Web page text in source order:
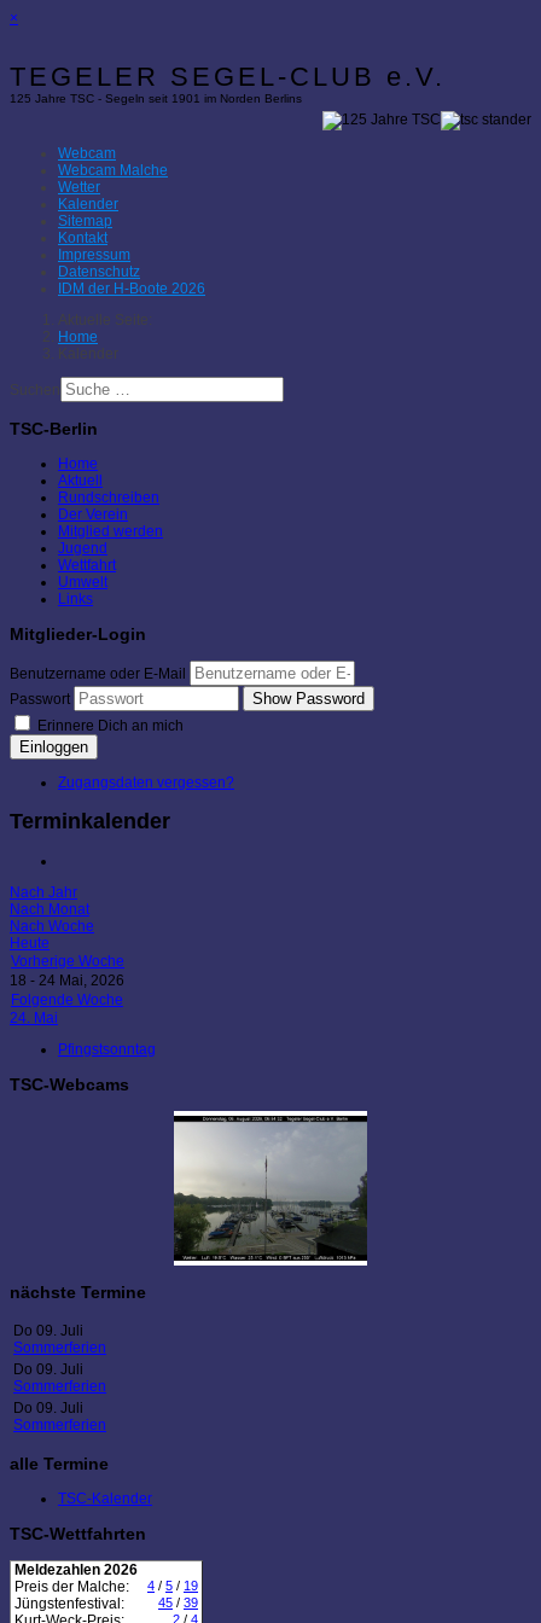
×
TEGELER SEGEL-CLUB e.V.
125 Jahre TSC - Segeln seit 1901 im Norden Berlins
Webcam
Webcam Malche
Wetter
Kalender
Sitemap
Kontakt
Impressum
Datenschutz
IDM der H-Boote 2026
Aktuelle Seite:
Home
Kalender
Suchen
TSC-Berlin
Home
Aktuell
Rundschreiben
Der Verein
Mitglied werden
Jugend
Wettfahrt
Umwelt
Links
Mitglieder-Login
Benutzername oder E-Mail
Passwort
Show Password
Erinnere Dich an mich
Einloggen
Zugangsdaten vergessen?
Terminkalender
Nach Jahr
Nach Monat
Nach Woche
Heute
Vorherige Woche
18 - 24 Mai, 2026
Folgende Woche
24. Mai
Pfingstsonntag
TSC-Webcams
nächste Termine
Do 09. Juli
Sommerferien
Do 09. Juli
Sommerferien
Do 09. Juli
Sommerferien
alle Termine
TSC-Kalender
TSC-Wettfahrten
Meldezahlen 2026
Preis der Malche:
4 / 5 / 19
Jüngstenfestival: 45 / 39
2 / 4